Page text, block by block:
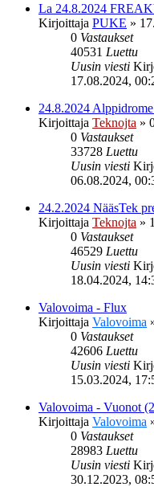
La 24.8.2024
Kirjoittaja PUKE »
0 Vastaukset
40531 Luettu
Uusin viesti
17.08.2024,
24.8.2024
Kirjoittaja Teknojta »
0 Vastaukset
33728 Luettu
Uusin viesti
06.08.2024,
24.2.2024 NääsTek
Kirjoittaja Teknojta »
0 Vastaukset
46529 Luettu
Uusin viesti
18.04.2024,
Valovoima - Flux
Kirjoittaja Valovoima
0 Vastaukset
42606 Luettu
Uusin viesti
15.03.2024,
Valovoima - Vuonot
Kirjoittaja Valovoima
0 Vastaukset
28983 Luettu
Uusin viesti
30.12.2023,